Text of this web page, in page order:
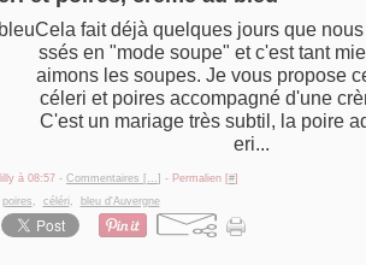
Cela fait déjà quelques jours que
ssés en "mode soupe" et c'est tant
aimons les soupes. Je vous propose
céleri et poires accompagné d'une
C'est un mariage très subtil, la poire
eri...
à 08:57 - Commentaires [ …] - Permalien [#]
poires , céléri, bleu d'Auvergne